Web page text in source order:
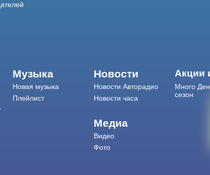
Музыка
Новая музыка
Плейлист
Новости
Новости Авторадио
Новости часа
Медиа
Видео
Фото
Акции
Много
сезон